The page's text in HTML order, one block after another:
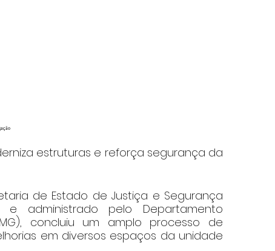
estruturas e reforça segurança da
de Estado de Justiça e Segurança
e administrado pelo Departamento
concluiu um amplo processo de
em diversos espaços da unidade